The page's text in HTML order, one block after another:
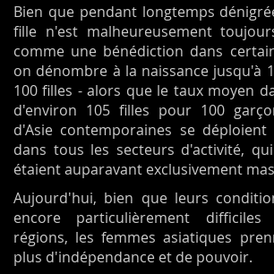
Bien que pendant longtemps
fille n'est malheureusement
comme une bénédiction dans
on dénombre à la naissance jusqu'à
100 filles - alors que le taux moyen
d'environ 105 filles pour 100
d'Asie contemporaines se
dans tous les secteurs d'activité,
étaient auparavant exclusivement
Aujourd'hui, bien que leurs
encore particulièrement difficiles
régions, les femmes asiatiques
plus d'indépendance et de pouvoir.